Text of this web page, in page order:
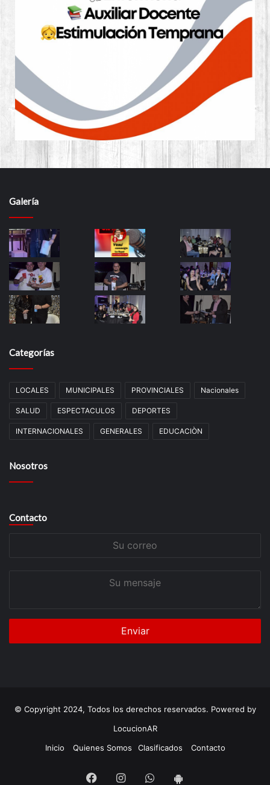
Galería
Categorías
LOCALES MUNICIPALES PROVINCIALES Nacionales
SALUD ESPECTACULOS DEPORTES
INTERNACIONALES GENERALES EDUCACIÒN
Nosotros
Contacto
© Copyright 2024, Todos los derechos reservados. Powered by
LocucionAR
Inicio
Quienes Somos Clasificados Contacto
FacebookInstagramWhatsapp